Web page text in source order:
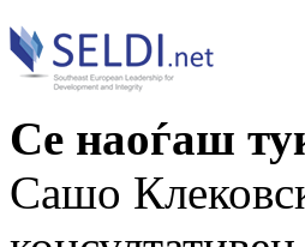
Се наоѓаш
Сашо